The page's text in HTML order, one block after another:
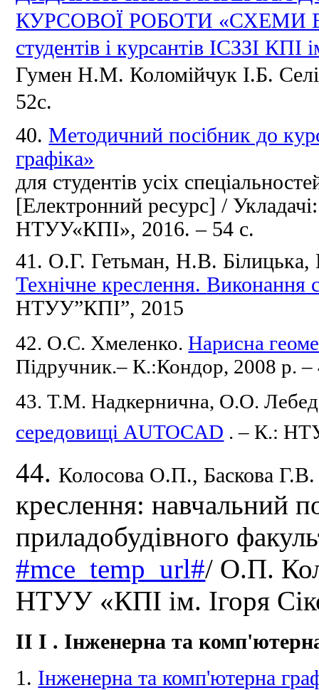
КУРСОВОЇ РОБОТИ «СХЕМИ
студентів і курсантів ІСЗЗІ КПІ
Гумен Н.М.Коломійчук І.Б.
52с.
40.Методичний посібник до
графіка»
для студентів усіх
[Електронний ресурс] /
НТУУ«КПІ», 2016. – 54 с.
41. О.Г.Гетьман, Н.В.
Технічне креслення.Виконання
НТУУ”КПІ”, 2015
42. О.С.Хмеленко.Нарисна
Підручник.– К.:Кондор, 2008 р.–
43. Т.М.Надкернична, О.О.
середовищі AUTOCAD .– К.:
44.Колосова О.П., Баскова
креслення: навчальний
приладобудівного
#mce_temp_url#/ О.П.
НТУУ «КПІ ім. Ігоря
II I . Інженерна та
1. Інженерна та комп'ютерна